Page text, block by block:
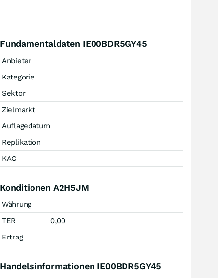
Fundamentaldaten IE00BDR5GY45
Anbieter
Kategorie
Sektor
Zielmarkt
Auflagedatum
Replikation
KAG
Konditionen A2H5JM
Währung
TER
0,00
Ertrag
Handelsinformationen IE00BDR5GY45